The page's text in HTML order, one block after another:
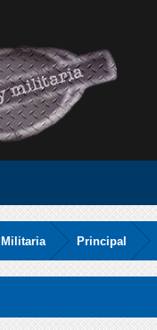
Principal